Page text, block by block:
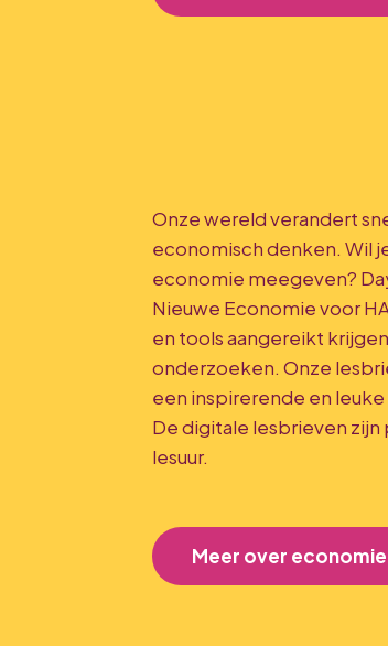
Onze wereld verandert
economisch denken. Wil
economie meegeven?
Nieuwe Economie voor
en tools aangereikt
onderzoeken. Onze
een inspirerende en
De digitale lesbrieven
lesuur.
Meer over